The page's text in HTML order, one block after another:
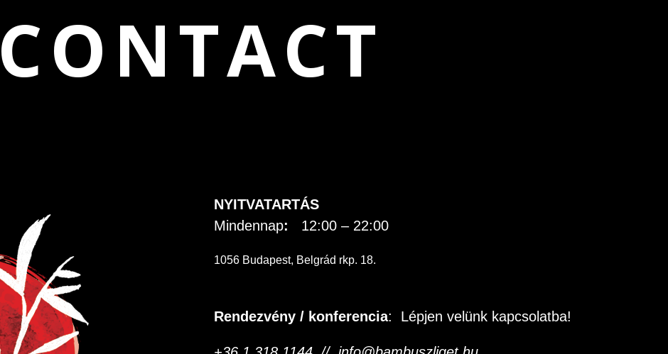
CONTACT
NYITVATARTÁS
Mindennap: 12:00 – 22:00
1056 Budapest, Belgrád rkp. 18.
Rendezvény / konferencia: Lépjen velünk kapcsolatba!